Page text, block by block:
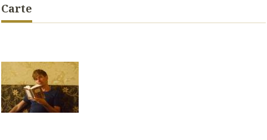
Carte